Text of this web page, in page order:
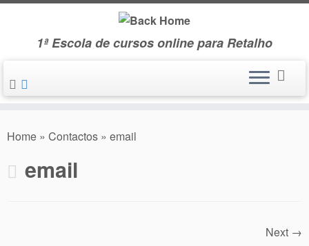
Skip
1ª Escola de cursos online para Retalho
Home » Contactos » email
email
Next →